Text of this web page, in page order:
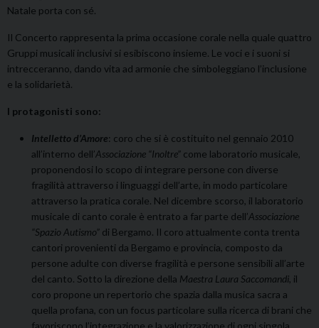
Natale porta con sé.
Il Concerto rappresenta la prima occasione corale nella quale quattro
Gruppi musicali inclusivi si esibiscono insieme. Le voci e i suoni si
intrecceranno, dando vita ad armonie che simboleggiano l’inclusione
e la solidarietà.
I protagonisti sono:
Intelletto d’Amore: coro che si è costituito nel gennaio 2010
all’interno dell’Associazione “Inoltre” come laboratorio musicale,
proponendosi lo scopo di integrare persone con diverse
fragilità attraverso i linguaggi dell’arte, in modo particolare
attraverso la pratica corale. Nel dicembre scorso, il laboratorio
musicale di canto corale è entrato a far parte dell’Associazione
“Spazio Autismo” di Bergamo. Il coro attualmente conta trenta
cantori provenienti da Bergamo e provincia, composto da
persone adulte con diverse fragilità e persone sensibili all’arte
del canto. Sotto la direzione della Maestra Laura Saccomandi , il
coro propone un repertorio che spazia dalla musica sacra a
quella profana, con un focus particolare sulla ricerca di brani che
favoriscono l’integrazione e la valorizzazione di ogni singola